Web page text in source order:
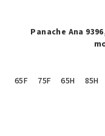
Panache Ana
65F
75F 65H 85H